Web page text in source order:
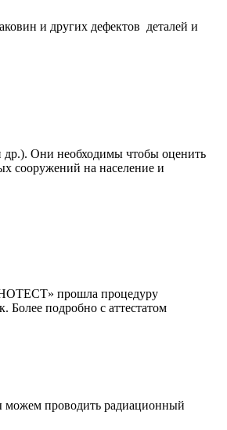
и других дефектов деталей и
др.). Они необходимы чтобы оценить
сооружений на население и
прошла процедуру
подробно с аттестатом
можем проводить радиационный